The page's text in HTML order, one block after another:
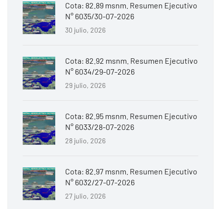
Cota: 82.89 msnm. Resumen Ejecutivo
N° 6035/30-07-2026
30 julio, 2026
Cota: 82.92 msnm. Resumen Ejecutivo
N° 6034/29-07-2026
29 julio, 2026
Cota: 82.95 msnm. Resumen Ejecutivo
N° 6033/28-07-2026
28 julio, 2026
Cota: 82.97 msnm. Resumen Ejecutivo
N° 6032/27-07-2026
27 julio, 2026